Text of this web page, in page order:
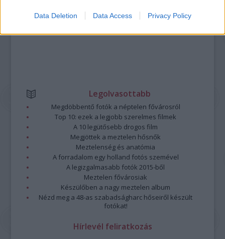
Data Deletion Data Access Privacy Policy
Legolvasottabb
Megdöbbentő fotók a néptelen fővárosról
Top 10: ezek a legjobb szerelmes filmek
A 10 legütősebb drogos film
Megjöttek a meztelen hősnők
Meztelenség és anatómia
A forradalom egy holland fotós szemével
A legizgalmasabb fotók 2015-ből
Meztelen fővárosiak
Készülőben a nagy meztelen album
Nézd meg a 48-as szabadságharc hőseiről készült
fotókat!
Hírlevél feliratkozás